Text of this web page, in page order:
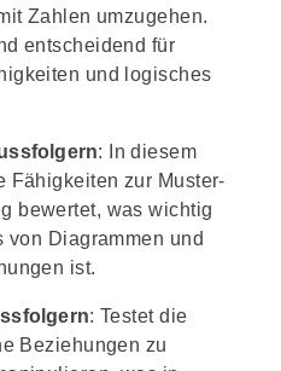
Zahlen umzugehen.
entscheidend für
und logisches
: In diesem
Fähigkeiten zur Muster-
bewertet, was wichtig
von Diagrammen und
ist.
: Testet die
Beziehungen zu